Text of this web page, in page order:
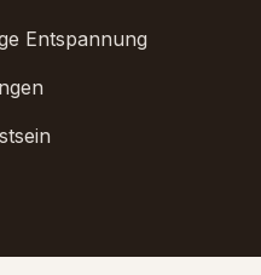
Entspannung